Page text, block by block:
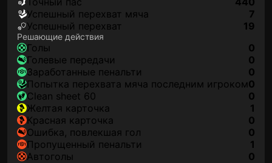
успешный перехват мяча
7
успешный перехват
19
Решающие действия
голы
0
голевые передачи
0
заработанные пенальти
0
попытка перехвата мяча последним игроком0
clean sheet 60
0
желтая карточка
1
красная карточка
0
ошибка, повлекшая гол
0
пропущенный пенальти
1
автоголы
0